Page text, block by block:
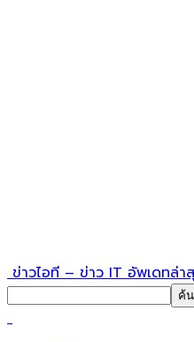
ข่าวไอที – ข่าว IT อัพเดทล่า